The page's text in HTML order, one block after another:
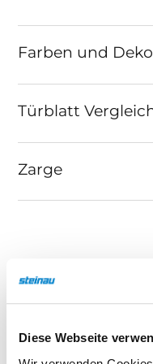
Diese Webseite
Wohnraumtüren
Farben und
Türblatt
Zarge
Echtholz